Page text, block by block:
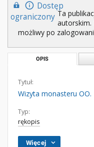
Dostęp
ograniczony Ta
możliwy po
OPIS
Tytuł:
Wizyta monasteru
Typ:
rękopis
Więcej